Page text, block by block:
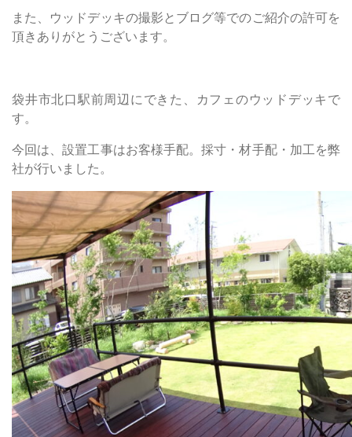
また、ウッドデッキの撮影とブログ等でのご紹介の許可を
頂きありがとうございます。
袋井市北口駅前周辺にできた、カフェのウッドデッキで
す。
今回は、設置工事はお客様手配。採寸・材手配・加工を弊
社が行いました。